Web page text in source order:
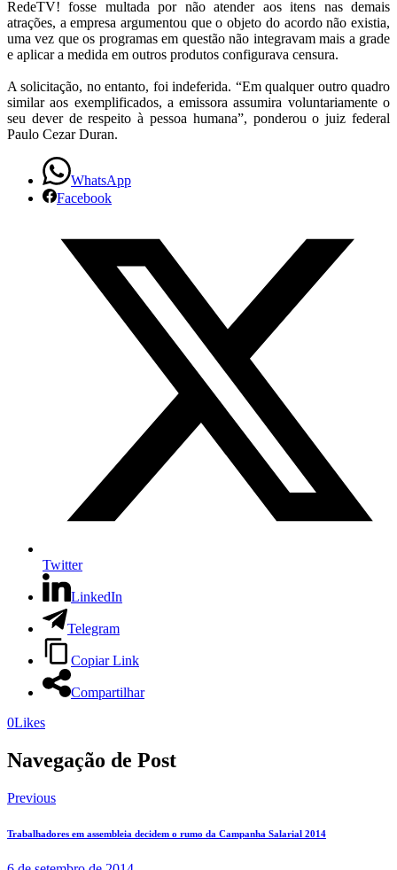
RedeTV! fosse multada por não atender aos itens nas demais
atrações, a empresa argumentou que o objeto do acordo não existia,
uma vez que os programas em questão não integravam mais a grade
e aplicar a medida em outros produtos configurava censura.
A solicitação, no entanto, foi indeferida. “Em qualquer outro quadro
similar aos exemplificados, a emissora assumira voluntariamente o
seu dever de respeito à pessoa humana”, ponderou o juiz federal
Paulo Cezar Duran.
WhatsApp
Facebook
Twitter
LinkedIn
Telegram
Copiar Link
Compartilhar
0Likes
Navegação de Post
Previous
Trabalhadores em assembleia decidem o rumo da Campanha Salarial 2014